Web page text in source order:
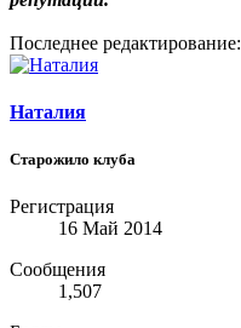
Последнее редактирование:
Наталия
Старожило клуба
Регистрация
16 Май 2014
Сообщения
1,507